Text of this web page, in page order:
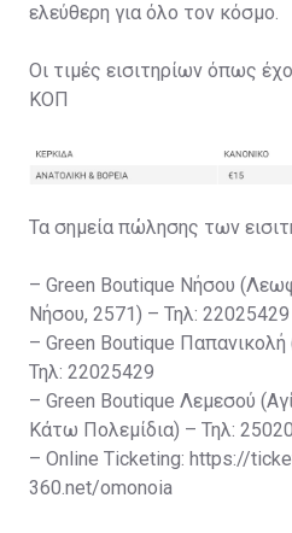
ελεύθερη για όλο τον κόσμο.
Οι τιμές εισιτηρίων όπως
ΚΟΠ
Τα σημεία πώλησης των
– Green Boutique Νήσου
Νήσου, 2571) – Τηλ: 22025429
– Green Boutique
Τηλ: 22025429
– Green Boutique Λεμεσού
Κάτω Πολεμίδια) – Τηλ:
– Online Ticketing: https://
360.net/omonoia